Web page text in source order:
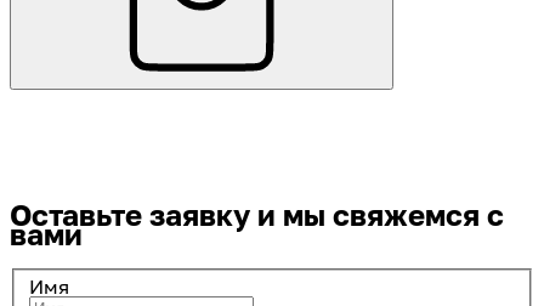
Оставьте заявку и мы свяжемся с
вами
Имя